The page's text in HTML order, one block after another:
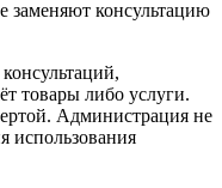
заменяют консультацию
товары либо услуги.
Администрация не
использования